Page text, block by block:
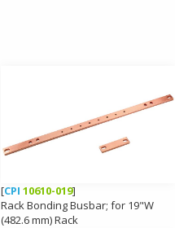
[CPI 10610-019]
Rack Bonding Busbar; for 19"W
(482.6 mm) Rack